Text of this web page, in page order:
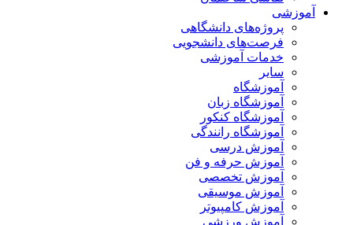
آموزشی
پروژه‌های دانشگاهی
فرصت‌های دانشجویی
خدمات آموزشی
سایر
آموزشگاه
آموزشگاه زبان
آموزشگاه کنکور
آموزشگاه رانندگی
آموزش درسی
آموزش حرفه و فن
آموزش تخصصی
آموزش موسیقی
آموزش کامپیوتر
آموزش ورزشی